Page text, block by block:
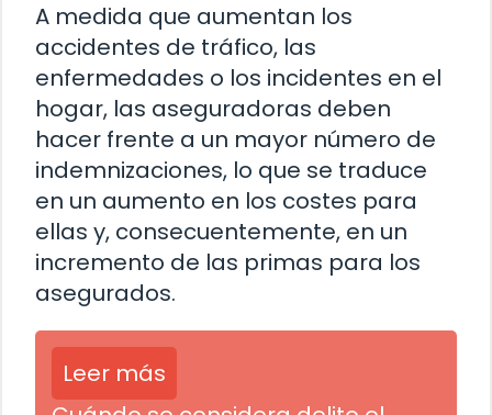
A medida que aumentan los
accidentes de tráfico, las
enfermedades o los incidentes en el
hogar, las aseguradoras deben
hacer frente a un mayor número de
indemnizaciones, lo que se traduce
en un aumento en los costes para
ellas y, consecuentemente, en un
incremento de las primas para los
asegurados.
Leer más